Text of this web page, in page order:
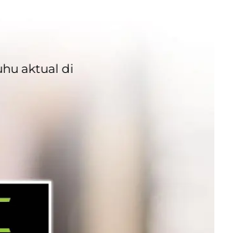
aktual di